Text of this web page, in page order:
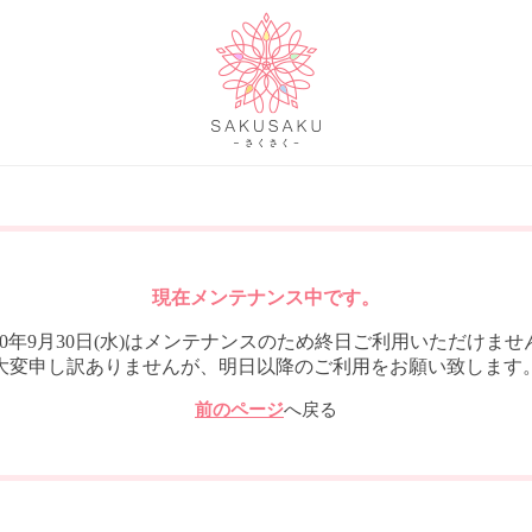
現在メンテナンス中です。
年9月30日(水)はメンテナンスのため終日ご利用いただけませ
変申し訳ありませんが、明日以降のご利用をお願い致します
前のページへ戻る